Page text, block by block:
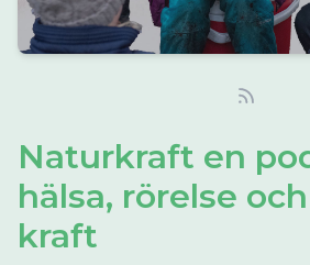
Naturkraft en
hälsa, rörelse
kraft